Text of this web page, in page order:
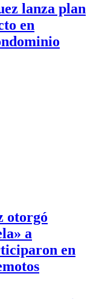
lanza plan
en
otorgó
a
en